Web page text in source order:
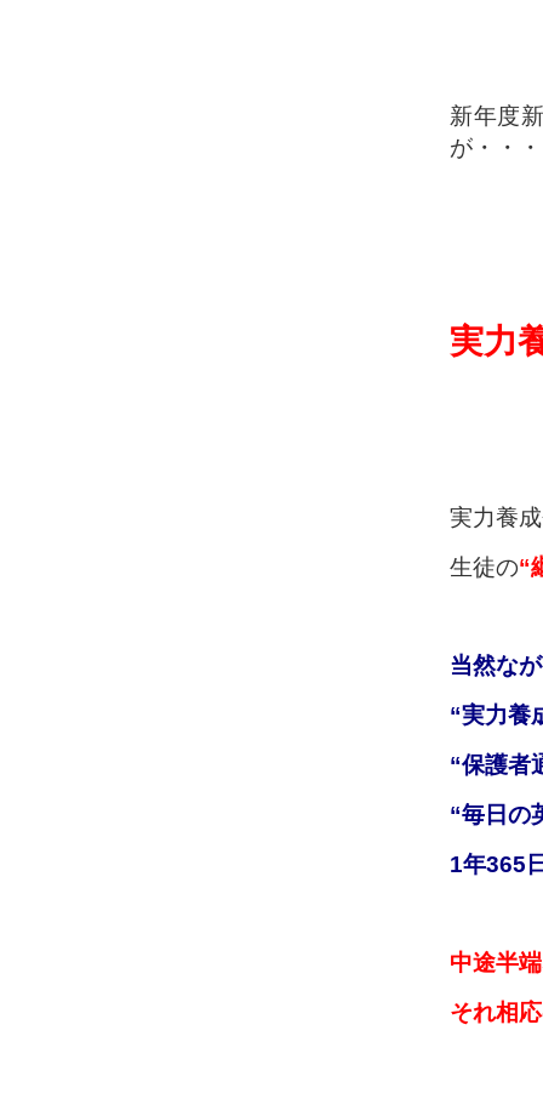
新年度
が・・・
実力
実力養
生徒の“
当然な
“実力
“保護者
“毎日の
1年365
中途半
それ相